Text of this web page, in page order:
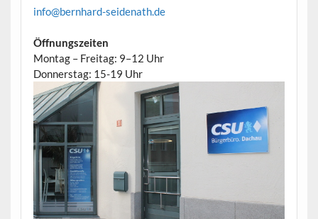
info@bernhard-seidenath.de
Öffnungszeiten
Montag – Freitag: 9–12 Uhr
Donnerstag: 15-19 Uhr